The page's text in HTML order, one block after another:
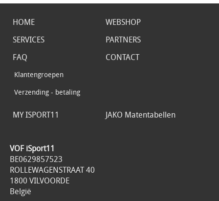
HOME
WEBSHOP
SERVICES
PARTNERS
FAQ
Klantengroepen
Verzending - betaling
CONTACT
MY ISPORT11 JAKO Matentabellen
VOF iSport11
BE0629857523
ROLLEWAGENSTRAAT 40
1800 VILVOORDE
België